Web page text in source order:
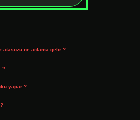
atasözü ne anlama gelir ?
?
yapar ?
tulipbetelexbett.net